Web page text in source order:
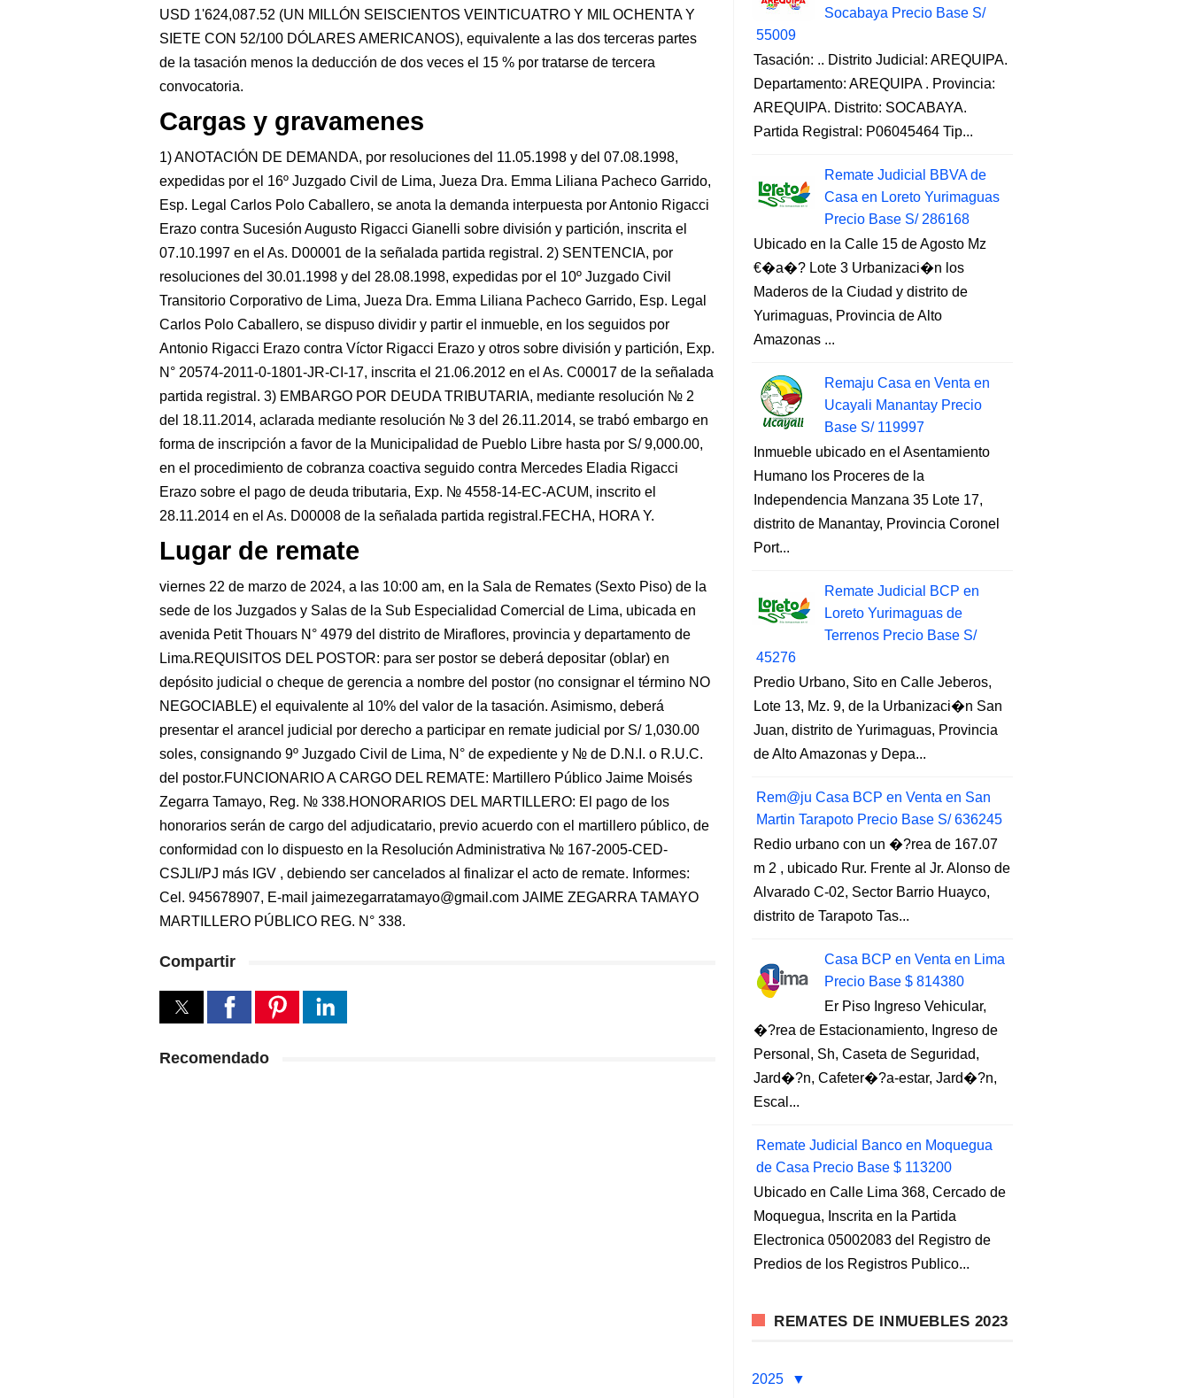
USD 1'624,087.52 (UN MILLÓN SEISCIENTOS VEINTICUATRO Y MIL OCHENTA Y
SIETE CON 52/100 DÓLARES AMERICANOS), equivalente a las dos terceras partes
de la tasación menos la deducción de dos veces el 15 % por tratarse de tercera
convocatoria.
Cargas y gravamenes
1) ANOTACIÓN DE DEMANDA, por resoluciones del 11.05.1998 y del 07.08.1998,
expedidas por el 16º Juzgado Civil de Lima, Jueza Dra. Emma Liliana Pacheco Garrido,
Esp. Legal Carlos Polo Caballero, se anota la demanda interpuesta por Antonio Rigacci
Erazo contra Sucesión Augusto Rigacci Gianelli sobre división y partición, inscrita el
07.10.1997 en el As. D00001 de la señalada partida registral. 2) SENTENCIA, por
resoluciones del 30.01.1998 y del 28.08.1998, expedidas por el 10º Juzgado Civil
Transitorio Corporativo de Lima, Jueza Dra. Emma Liliana Pacheco Garrido, Esp. Legal
Carlos Polo Caballero, se dispuso dividir y partir el inmueble, en los seguidos por
Antonio Rigacci Erazo contra Víctor Rigacci Erazo y otros sobre división y partición, Exp.
N° 20574-2011-0-1801-JR-CI-17, inscrita el 21.06.2012 en el As. C00017 de la señalada
partida registral. 3) EMBARGO POR DEUDA TRIBUTARIA, mediante resolución № 2
del 18.11.2014, aclarada mediante resolución № 3 del 26.11.2014, se trabó embargo en
forma de inscripción a favor de la Municipalidad de Pueblo Libre hasta por S/ 9,000.00,
en el procedimiento de cobranza coactiva seguido contra Mercedes Eladia Rigacci
Erazo sobre el pago de deuda tributaria, Exp. № 4558-14-EC-ACUM, inscrito el
28.11.2014 en el As. D00008 de la señalada partida registral.FECHA, HORA Y.
Lugar de remate
viernes 22 de marzo de 2024, a las 10:00 am, en la Sala de Remates (Sexto Piso) de la
sede de los Juzgados y Salas de la Sub Especialidad Comercial de Lima, ubicada en
avenida Petit Thouars N° 4979 del distrito de Miraflores, provincia y departamento de
Lima.REQUISITOS DEL POSTOR: para ser postor se deberá depositar (oblar) en
depósito judicial o cheque de gerencia a nombre del postor (no consignar el término NO
NEGOCIABLE) el equivalente al 10% del valor de la tasación. Asimismo, deberá
presentar el arancel judicial por derecho a participar en remate judicial por S/ 1,030.00
soles, consignando 9º Juzgado Civil de Lima, N° de expediente y № de D.N.I. o R.U.C.
del postor.FUNCIONARIO A CARGO DEL REMATE: Martillero Público Jaime Moisés
Zegarra Tamayo, Reg. № 338.HONORARIOS DEL MARTILLERO: El pago de los
honorarios serán de cargo del adjudicatario, previo acuerdo con el martillero público, de
conformidad con lo dispuesto en la Resolución Administrativa № 167-2005-CED-
CSJLI/PJ más IGV , debiendo ser cancelados al finalizar el acto de remate. Informes:
Cel. 945678907, E-mail jaimezegarratamayo@gmail.com JAIME ZEGARRA TAMAYO
MARTILLERO PÚBLICO REG. N° 338.
Compartir
Recomendado
Socabaya Precio Base S/
55009
Tasación: .. Distrito Judicial: AREQUIPA.
Departamento: AREQUIPA . Provincia:
AREQUIPA. Distrito: SOCABAYA.
Partida Registral: P06045464 Tip...
Remate Judicial BBVA de
Casa en Loreto Yurimaguas
Precio Base S/ 286168
Ubicado en la Calle 15 de Agosto Mz
€�a�? Lote 3 Urbanizaci�n los
Maderos de la Ciudad y distrito de
Yurimaguas, Provincia de Alto
Amazonas ...
Remaju Casa en Venta en
Ucayali Manantay Precio
Base S/ 119997
Inmueble ubicado en el Asentamiento
Humano los Proceres de la
Independencia Manzana 35 Lote 17,
distrito de Manantay, Provincia Coronel
Port...
Remate Judicial BCP en
Loreto Yurimaguas de
Terrenos Precio Base S/
45276
Predio Urbano, Sito en Calle Jeberos,
Lote 13, Mz. 9, de la Urbanizaci�n San
Juan, distrito de Yurimaguas, Provincia
de Alto Amazonas y Depa...
Rem@ju Casa BCP en Venta en San
Martin Tarapoto Precio Base S/ 636245
Redio urbano con un �?rea de 167.07
m 2 , ubicado Rur. Frente al Jr. Alonso de
Alvarado C-02, Sector Barrio Huayco,
distrito de Tarapoto Tas...
Casa BCP en Venta en Lima
Precio Base $ 814380
Er Piso Ingreso Vehicular,
�?rea de Estacionamiento, Ingreso de
Personal, Sh, Caseta de Seguridad,
Jard�?n, Cafeter�?a-estar, Jard�?n,
Escal...
Remate Judicial Banco en Moquegua
de Casa Precio Base $ 113200
Ubicado en Calle Lima 368, Cercado de
Moquegua, Inscrita en la Partida
Electronica 05002083 del Registro de
Predios de los Registros Publico...
REMATES DE INMUEBLES 2023
2025